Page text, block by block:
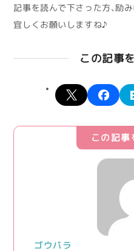
記事を読んで下さった方、励
宜しくお願いしますね♪
この記事
X
この記事
ゴウバラ